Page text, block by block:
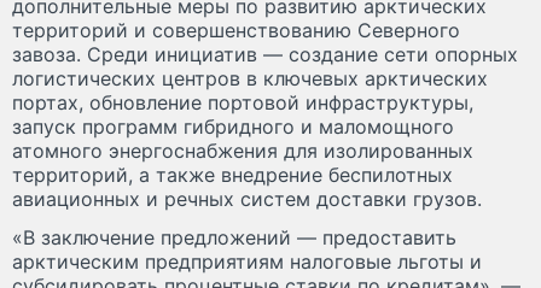
дополнительные меры по развитию арктических
территорий и совершенствованию Северного
завоза. Среди инициатив — создание сети опорных
логистических центров в ключевых арктических
портах, обновление портовой инфраструктуры,
запуск программ гибридного и маломощного
атомного энергоснабжения для изолированных
территорий, а также внедрение беспилотных
авиационных и речных систем доставки грузов.
«В заключение предложений — предоставить
арктическим предприятиям налоговые льготы и